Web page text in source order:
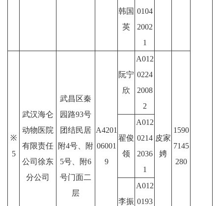
韩国
英
0104
2002
1
※
5
武汉海仑
动物医院
有限责任
公司徐东
分公司
武昌区秦
园路93号
团结民居
附4号、附
5号、附6
号门面二
层
A4201
06001
9
阮宁
欣
A012
0224
2008
2
皮家
娉
1590
7145
280
翟俊
领
A012
0214
2036
1
李振
A012
0193